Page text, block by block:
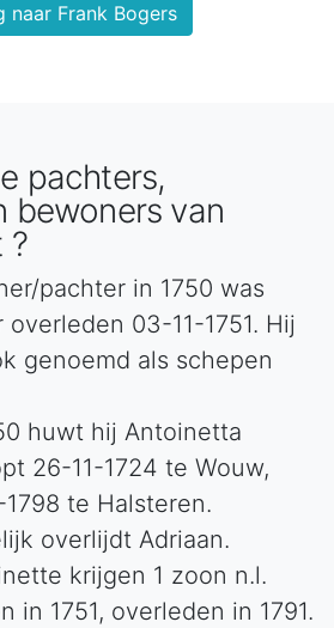
naar Frank Bogers
pachters,
bewoners van
?
pachter in 1750 was
03-11-1751. Hij
genoemd als schepen
huwt hij Antoinetta
26-11-1724 te Wouw,
te Halsteren.
overlijdt Adriaan.
krijgen 1 zoon n.l.
in 1751, overleden in 1791.